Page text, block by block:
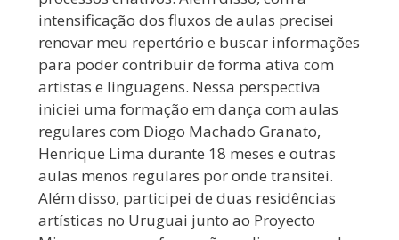
intensificação dos fluxos de aulas precisei
renovar meu repertório e buscar informações
para poder contribuir de forma ativa com
artistas e linguagens. Nessa perspectiva
iniciei uma formação em dança com aulas
regulares com Diogo Machado Granato,
Henrique Lima durante 18 meses e outras
aulas menos regulares por onde transitei.
Além disso, participei de duas residências
artísticas no Uruguai junto ao Proyecto